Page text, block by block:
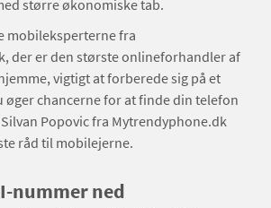
større økonomiske tab.
mobileksperterne fra
der er den største onlineforhandler af
vigtigt at forberede sig på et
øger chancerne for at finde din telefon
Popovic fra Mytrendyphone.dk
råd til mobilejerne.
nummer ned